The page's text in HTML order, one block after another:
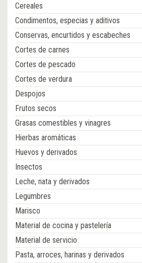
Cereales
Condimentos, especias y aditivos
Conservas, encurtidos y escabeches
Cortes de carnes
Cortes de pescado
Cortes de verdura
Despojos
Frutos secos
Grasas comestibles y vinagres
Hierbas aromáticas
Huevos y derivados
Insectos
Leche, nata y derivados
Legumbres
Marisco
Material de cocina y pastelería
Material de servicio
Pasta, arroces, harinas y derivados